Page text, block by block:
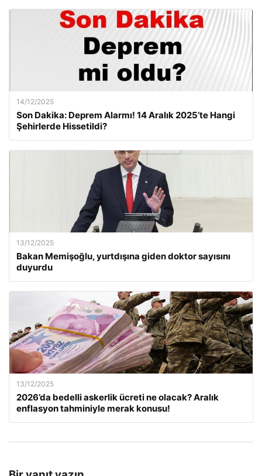
14/12/2025
Son Dakika: Deprem Alarmı! 14 Aralık 2025’te Hangi
Şehirlerde Hissetildi?
13/12/2025
Bakan Memişoğlu, yurtdışına giden doktor sayısını
duyurdu
13/12/2025
2026’da bedelli askerlik ücreti ne olacak? Aralık
enflasyon tahminiyle merak konusu!